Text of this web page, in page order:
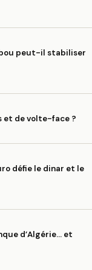
peut-il stabiliser
et de volte-face ?
défie le dinar et le
d’Algérie… et